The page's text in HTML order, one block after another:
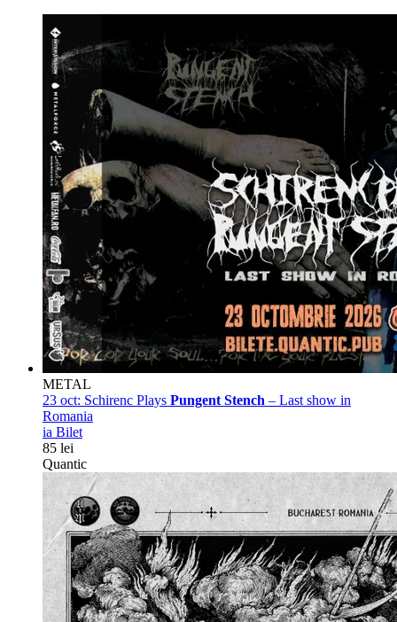
METAL
23 oct: Schirenc Plays Pungent Stench – Last show in
Romania
ia Bilet
85 lei
Quantic